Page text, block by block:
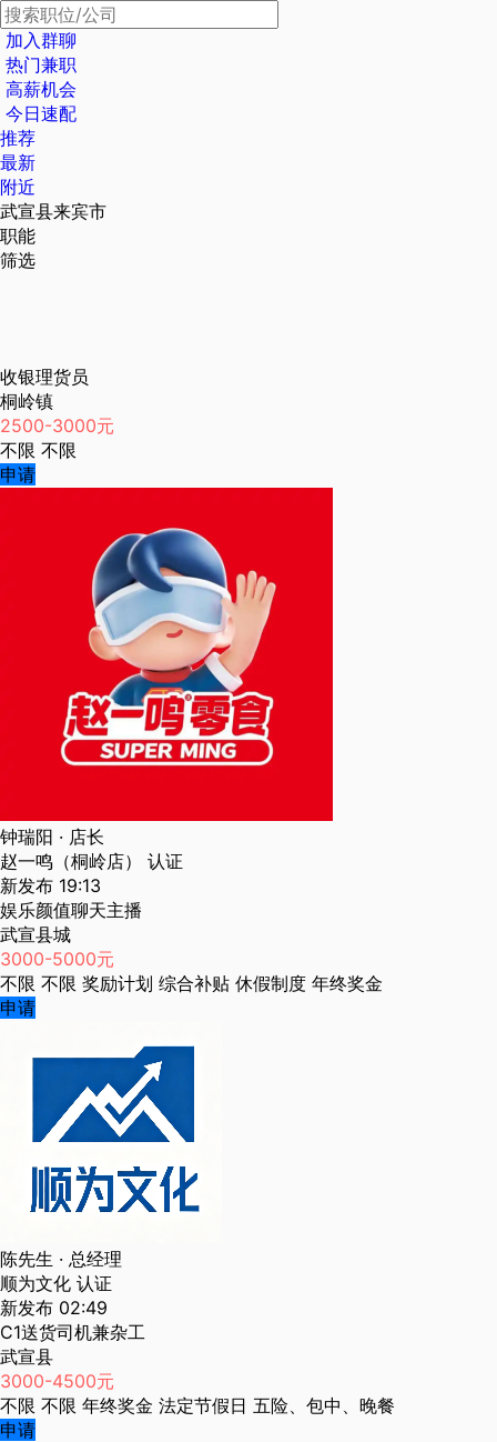
加入群聊
热门兼职
高薪机会
今日速配
推荐
最新
附近
武宣县来宾市
职能
筛选
收银理货员
桐岭镇
2500-3000元
不限 不限
申请
钟瑞阳 · 店长
赵一鸣（桐岭店）
认证
新发布 19:13
娱乐颜值聊天主播
武宣县城
3000-5000元
不限 不限 奖励计划 综合补贴 休假制度 年终奖金
申请
陈先生 · 总经理
顺为文化 认证
新发布 02:49
C1送货司机兼杂工
武宣县
3000-4500元
不限 不限 年终奖金 法定节假日 五险、包中、晚餐
申请